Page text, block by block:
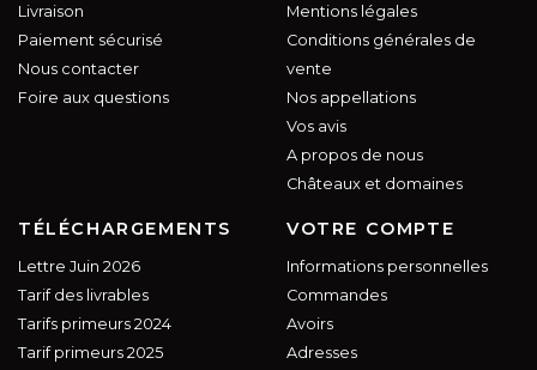
Livraison
Paiement sécurisé
Nous contacter
Foire aux questions
Mentions légales
Conditions générales de
vente
Nos appellations
Vos avis
A propos de nous
Châteaux et domaines
TÉLÉCHARGEMENTS
Lettre Juin 2026
Tarif des livrables
Tarifs primeurs 2024
Tarif primeurs 2025
VOTRE COMPTE
Informations personnelles
Commandes
Avoirs
Adresses